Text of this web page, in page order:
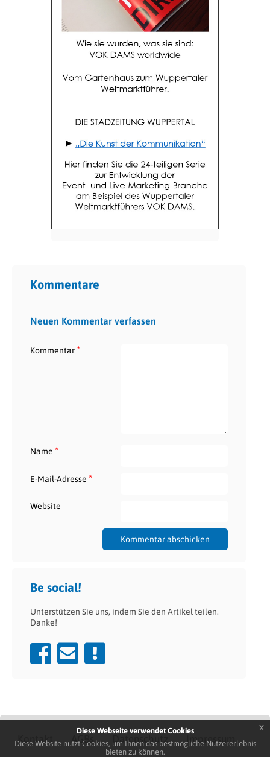
Kommentare
Neuen Kommentar verfassen
Kommentar*
Name *
E-Mail-Adresse *
Website
Be social!
Unterstützen Sie uns, indem Sie den Artikel teilen.
Danke!
Kontakt AGBs Datenschutz Impressum
Diese Webseite verwendet Cookies
Diese Website nutzt Cookies, um Ihnen das bestmögliche Nutzererlebnis
bieten zu können.
x